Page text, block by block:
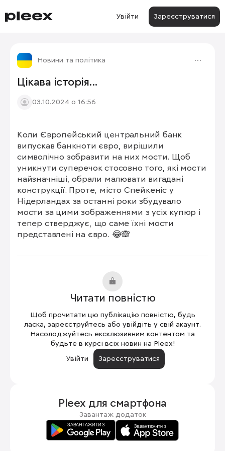
Увійти Зареєструватися
Новини та політика
Цікава історія...
03.10.2024 о 16:56
Коли Європейський центральний банк
випускав банкноти євро, вирішили
символічно зобразити на них мости. Щоб
уникнути суперечок стосовно того, які мости
найзначніші, обрали малювати вигадані
конструкції. Проте, місто Спейкеніс у
Нідерландах за останні роки збудувало
мости за цими зображеннями з усіх купюр і
тепер стверджує, що саме їхні мости
представлені на євро. 😂🙈
Читати повністю
Щоб прочитати цю публікацію повністю, будь
ласка, зареєструйтесь або увійдіть у свій акаунт.
Насолоджуйтесь ексклюзивним контентом та
будьте в курсі всіх новин на Pleex!
Увійти
Зареєструватися
Pleex для смартфона
Завантаж додаток